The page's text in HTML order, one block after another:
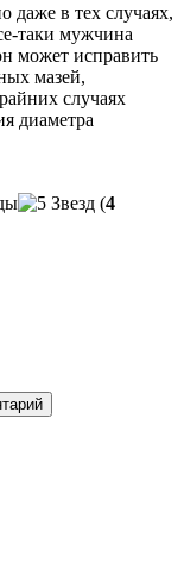
даже в тех случаях,
таки мужчина
может исправить
мазей,
случаях
диаметра
(4